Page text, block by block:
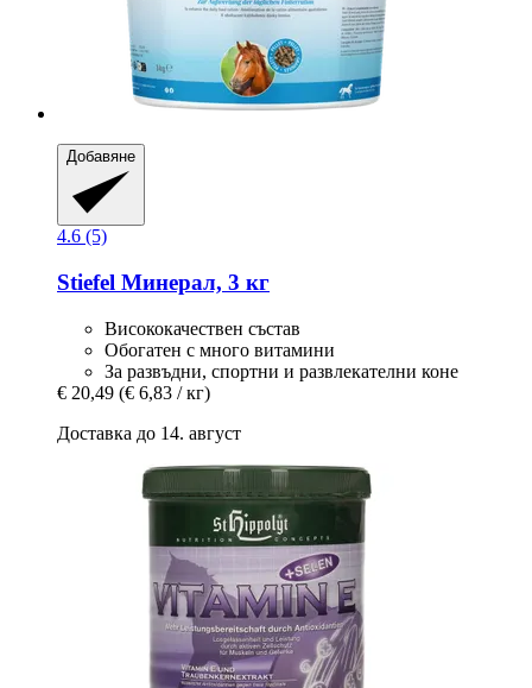
Добавяне
4.6 (5)
Stiefel Минерал, 3 кг
Висококачествен състав
Обогатен с много витамини
За развъдни, спортни и развлекателни коне
€ 20,49 (€ 6,83 / кг)
Доставка до 14. август